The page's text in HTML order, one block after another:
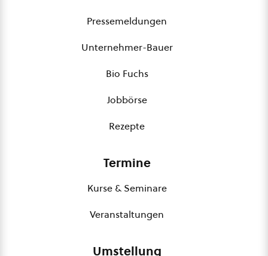
Pressemeldungen
Unternehmer-Bauer
Bio Fuchs
Jobbörse
Rezepte
Termine
Kurse & Seminare
Veranstaltungen
Umstellung